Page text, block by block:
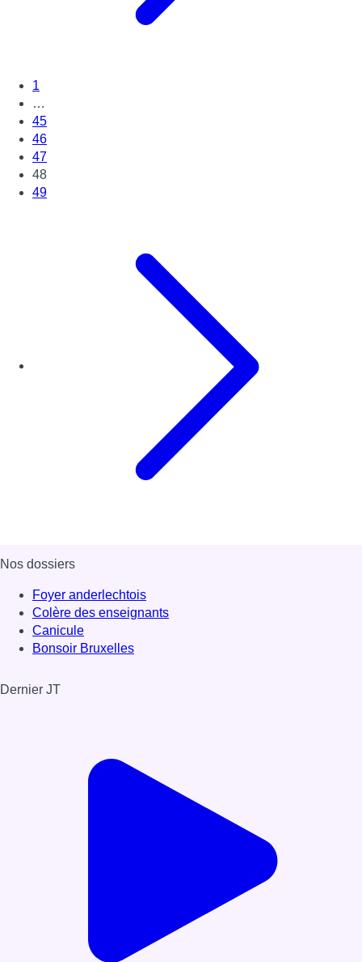
1
…
45
46
47
48
49
Nos dossiers
Foyer anderlechtois
Colère des enseignants
Canicule
Bonsoir Bruxelles
Dernier JT